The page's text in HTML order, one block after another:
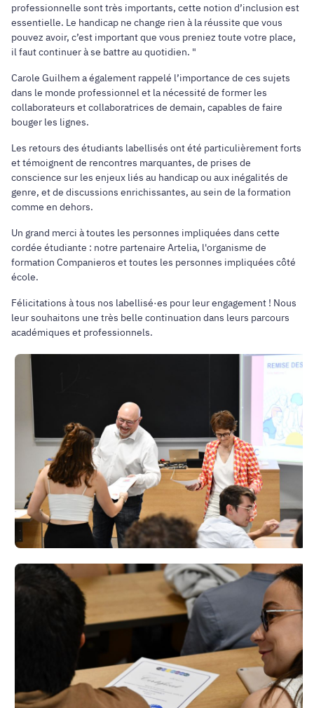
professionnelle sont très importants, cette notion d’inclusion est
essentielle. Le handicap ne change rien à la réussite que vous
pouvez avoir, c’est important que vous preniez toute votre place,
il faut continuer à se battre au quotidien. "
Carole Guilhem a également rappelé l’importance de ces sujets
dans le monde professionnel et la nécessité de former les
collaborateurs et collaboratrices de demain, capables de faire
bouger les lignes.
Les retours des étudiants labellisés ont été particulièrement forts
et témoignent de rencontres marquantes, de prises de
conscience sur les enjeux liés au handicap ou aux inégalités de
genre, et de discussions enrichissantes, au sein de la formation
comme en dehors.
Un grand merci à toutes les personnes impliquées dans cette
cordée étudiante : notre partenaire Artelia, l'organisme de
formation Companieros et toutes les personnes impliquées côté
école.
Félicitations à tous nos labellisé·es pour leur engagement ! Nous
leur souhaitons une très belle continuation dans leurs parcours
académiques et professionnels.